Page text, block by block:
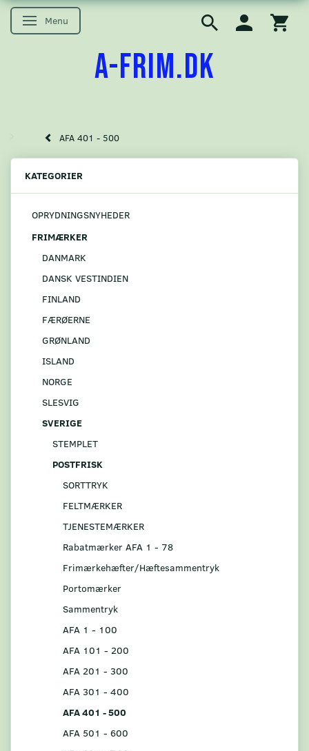
Skifte navigation
Menu
A-FRIM.DK
AFA 401 - 500
KATEGORIER
OPRYDNINGSNYHEDER
FRIMÆRKER
DANMARK
DANSK VESTINDIEN
FINLAND
FÆRØERNE
GRØNLAND
ISLAND
NORGE
SLESVIG
SVERIGE
STEMPLET
POSTFRISK
SORTTRYK
FELTMÆRKER
TJENESTEMÆRKER
Rabatmærker AFA 1 - 78
Frimærkehæfter/Hæftesammentryk
Portomærker
Sammentryk
AFA 1 - 100
AFA 101 - 200
AFA 201 - 300
AFA 301 - 400
AFA 401 - 500
AFA 501 - 600